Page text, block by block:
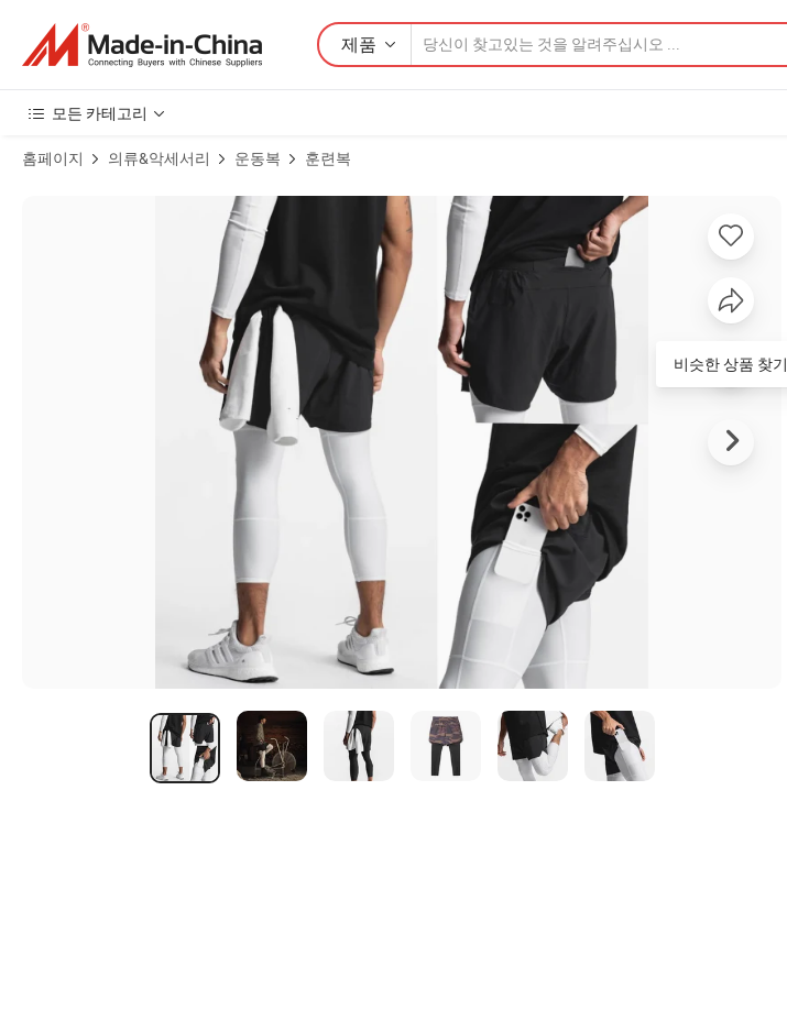
제품
모든 카테고리
홈페이지 의류&악세서리 운동복 훈련복
남성용 타이트 피트니스 러닝 훈련 스포츠 반바지 타이트 통기성 빠른 건조 신축성 반바지 제품 이미지
비슷한 상품 찾기